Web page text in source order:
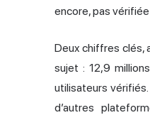
encore, pas
Deux chiffres clés,
sujet : 12,9
utilisateurs
d’autres